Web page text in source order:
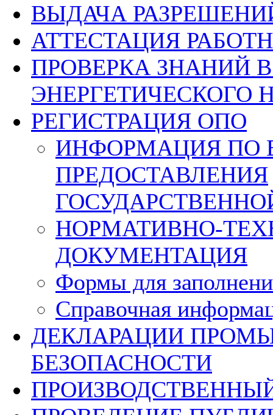
ВЫДАЧА
АТТЕСТАЦИЯ
ПРОВЕРКА ЗНАНИЙ
ЭНЕРГЕТИЧЕСКОГО
РЕГИСТРАЦИЯ ОПО
ИНФОРМАЦИЯ ПО
ПРЕДОСТАВЛЕНИЯ
НОРМАТИВНО-
ДОКУМЕНТАЦИЯ
Формы для
Справочная
ДЕКЛАРАЦИИ
БЕЗОПАСНОСТИ